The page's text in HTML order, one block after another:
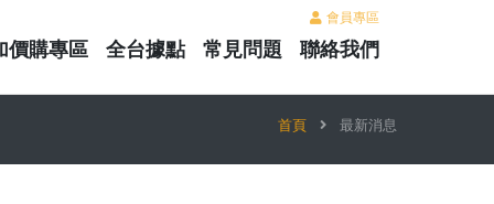
會員專區
價購專區 全台據點 常見問題 聯絡我們
首頁 最新消息